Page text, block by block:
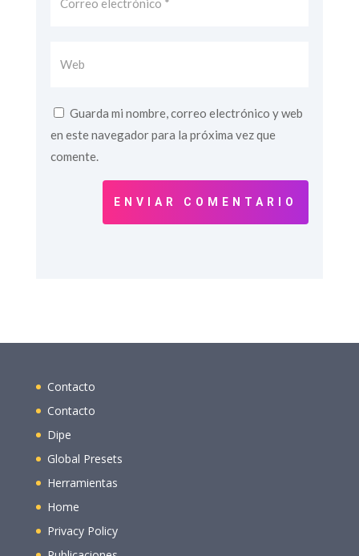
Guarda mi nombre, correo electrónico y web
en este navegador para la próxima vez que
comente.
ENVIAR COMENTARIO
Contacto
Contacto
Dipe
Global Presets
Herramientas
Home
Privacy Policy